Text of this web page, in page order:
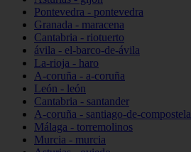
Pontevedra - pontevedra
Granada - maracena
Cantabria - riotuerto
ávila - el-barco-de-ávila
La-rioja - haro
A-coruña - a-coruña
León - león
Cantabria - santander
A-coruña - santiago-de-compostela
Málaga - torremolinos
Murcia - murcia